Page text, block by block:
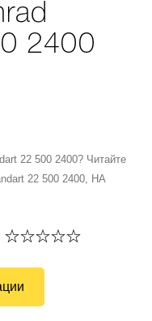
2400
22 500 2400? Читайте
22 500 2400, НА